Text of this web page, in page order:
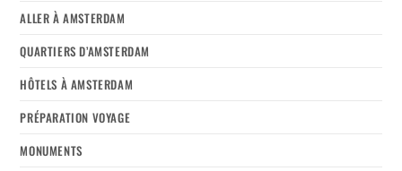
ALLER À AMSTERDAM
QUARTIERS D’AMSTERDAM
HÔTELS À AMSTERDAM
PRÉPARATION VOYAGE
MONUMENTS